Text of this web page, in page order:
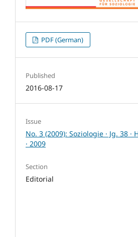
PDF (German)
Published
2016-08-17
Issue
No. 3 (2009): Soziologie · Jg. 38 ·
· 2009
Section
Editorial